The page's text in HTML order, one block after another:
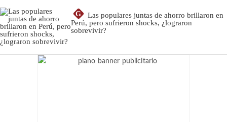
G
Las populares juntas de ahorro brillaron en
Perú, pero sufrieron shocks, ¿lograron
sobrevivir?